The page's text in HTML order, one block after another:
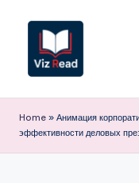
Перейти
содержимому
iz
R
Home » Анимация
эффективности деловых